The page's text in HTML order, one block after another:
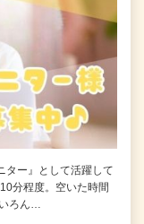
ター』として活躍して
分程度。空いた時間
ろん…